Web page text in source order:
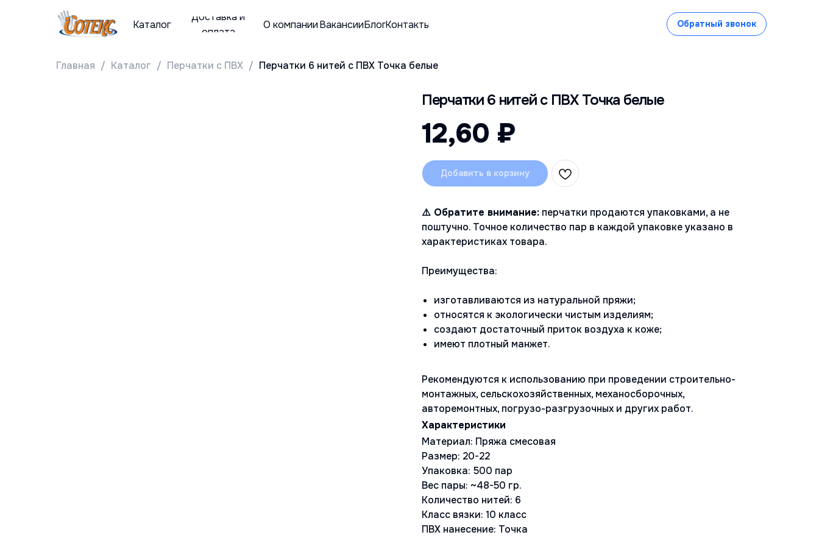
Обратный звонок
Каталог
Доставка и
оплата
О компанииВакансииБлогКонтакты
Главная Каталог Перчатки с ПВХ Перчатки 6 нитей с ПВХ Точка белые
Перчатки 6 нитей с ПВХ Точка белые
12,60 ₽
Добавить в корзину
⚠️ Обратите внимание: перчатки продаются упаковками, а не
поштучно. Точное количество пар в каждой упаковке указано в
характеристиках товара.
Преимущества:
изготавливаются из натуральной пряжи;
относятся к экологически чистым изделиям;
создают достаточный приток воздуха к коже;
имеют плотный манжет.
Рекомендуются к использованию при проведении строительно-
монтажных, сельскохозяйственных, механосборочных,
авторемонтных, погрузо-разгрузочных и других работ.
Материал: Пряжа смесовая
Размер: 20-22
Упаковка: 500 пар
Вес пары: ~48-50 гр.
Количество нитей: 6
Класс вязки: 10 класс
ПВХ нанесение: Точка